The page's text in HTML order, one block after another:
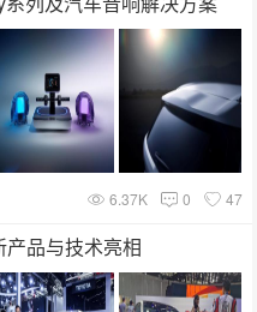
6.37K 0 47
品与技术亮相